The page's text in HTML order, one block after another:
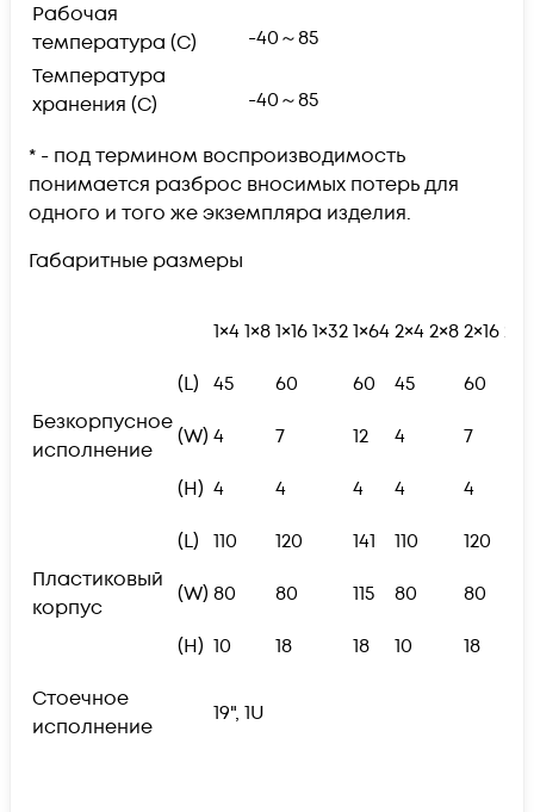
Рабочая
температура (С)
-40～85
Температура
хранения (С)
-40～85
* - под термином воспроизводимость
понимается разброс вносимых потерь для
одного и того же экземпляра изделия.
Габаритные размеры
1×41×81×161×321×642×42×82×16
Безкорпусное
исполнение
(L) 45 60 60 45
60
(W) 4 7 12 4
7
(H) 4 4 4 4 4
Пластиковый
корпус
(L) 110 120 141 110
120
(W) 80 80 115 80
80
(H) 10 18 18 10
18
Стоечное
исполнение
19", 1U